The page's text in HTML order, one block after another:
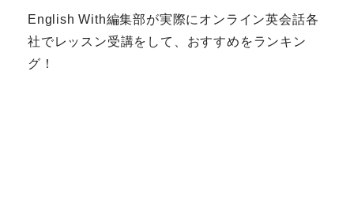
English With編集部が実際にオンライン英会話各
社でレッスン受講をして、おすすめをランキン
グ！